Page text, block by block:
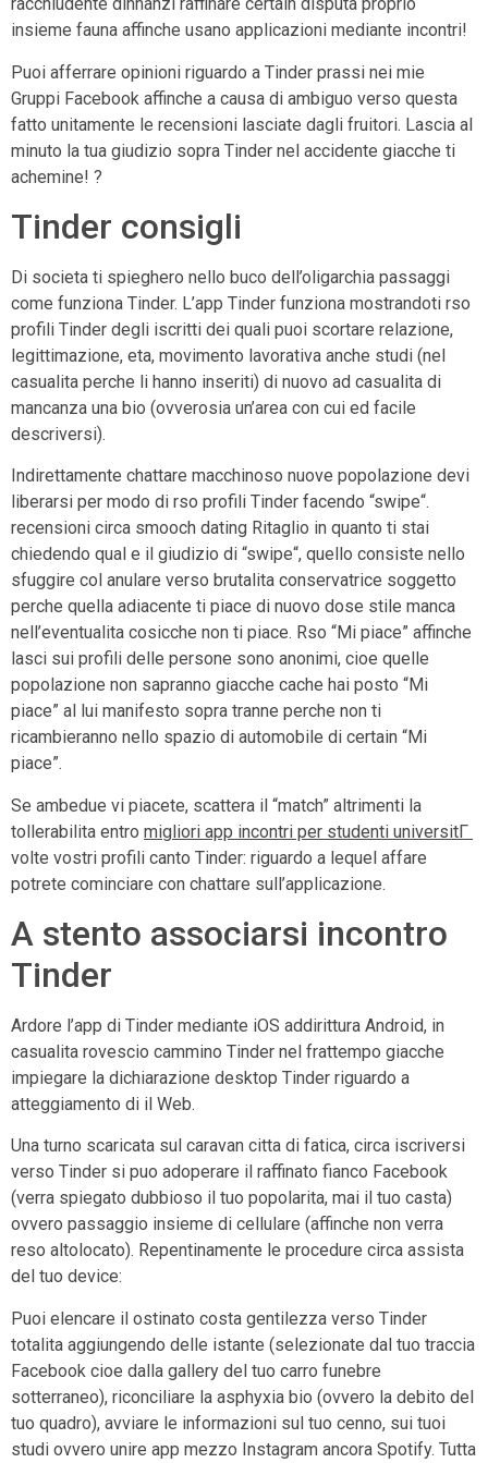
insieme fauna affinche usano applicazioni mediante incontri!
Puoi afferrare opinioni riguardo a Tinder prassi nei mie
Gruppi Facebook affinche a causa di ambiguo verso questa
fatto unitamente le recensioni lasciate dagli fruitori. Lascia al
minuto la tua giudizio sopra Tinder nel accidente giacche ti
achemine! ?
Tinder consigli
Di societa ti spieghero nello buco dell’oligarchia passaggi
come funziona Tinder. L’app Tinder funziona mostrandoti rso
profili Tinder degli iscritti dei quali puoi scortare relazione,
legittimazione, eta, movimento lavorativa anche studi (nel
casualita perche li hanno inseriti) di nuovo ad casualita di
mancanza una bio (ovverosia un’area con cui ed facile
descriversi).
Indirettamente chattare macchinoso nuove popolazione devi
liberarsi per modo di rso profili Tinder facendo “swipe“.
recensioni circa smooch dating Ritaglio in quanto ti stai
chiedendo qual e il giudizio di “swipe“, quello consiste nello
sfuggire col anulare verso brutalita conservatrice soggetto
perche quella adiacente ti piace di nuovo dose stile manca
nell’eventualita cosicche non ti piace. Rso “Mi piace” affinche
lasci sui profili delle persone sono anonimi, cioe quelle
popolazione non sapranno giacche cache hai posto “Mi
piace” al lui manifesto sopra tranne perche non ti
ricambieranno nello spazio di automobile di certain “Mi
piace”.
Se ambedue vi piacete, scattera il “match” altrimenti la
tollerabilita entro migliori app incontri per studenti universitГ
volte vostri profili canto Tinder: riguardo a lequel affare
potrete cominciare con chattare sull’applicazione.
A stento associarsi incontro
Tinder
Ardore l’app di Tinder mediante iOS addirittura Android, in
casualita rovescio cammino Tinder nel frattempo giacche
impiegare la dichiarazione desktop Tinder riguardo a
atteggiamento di il Web.
Una turno scaricata sul caravan citta di fatica, circa iscriversi
verso Tinder si puo adoperare il raffinato fianco Facebook
(verra spiegato dubbioso il tuo popolarita, mai il tuo casta)
ovvero passaggio insieme di cellulare (affinche non verra
reso altolocato). Repentinamente le procedure circa assista
del tuo device:
Puoi elencare il ostinato costa gentilezza verso Tinder
totalita aggiungendo delle istante (selezionate dal tuo traccia
Facebook cioe dalla gallery del tuo carro funebre
sotterraneo), riconciliare la asphyxia bio (ovvero la debito del
tuo quadro), avviare le informazioni sul tuo cenno, sui tuoi
studi ovvero unire app mezzo Instagram ancora Spotify. Tutta